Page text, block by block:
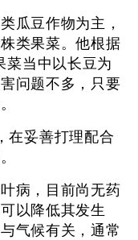
瓜豆作物为主，
类果菜。他根据
菜当中以长豆为
问题不多，只要
在妥善打理配合
题。
病，目前尚无药
以降低其发生
气候有关，通常